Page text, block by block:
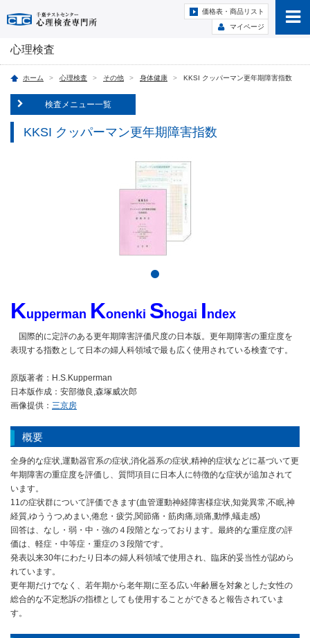
価格表・商品リスト
マイページ
心理検査
ホーム 心理検査 その他 身体健康 KKSI クッパーマン更年期障害指数
検査メニュー一覧
KKSI クッパーマン更年期障害指数
Kupperman Konenki S hogai Index
国際的に定評のある更年期障害評価尺度の日本版。更年期障害の重症度を
表現する指数として日本の婦人科領域で最も広く使用されている検査です。
原版著者：H.S.Kupperman
日本版作成：安部徹良,森塚威次郎
画像提供： 三京房
概要
全身的な症状,運動器官系の症状,消化器系の症状,精神的症状などに基づいて更
年期障害の重症度を評価し、質問項目に日本人に特徴的な症状が追加されて
います。
11の症状群について評価できます(血管運動神経障害様症状,知覚異常,不眠,神
経質,ゆううつ,めまい,倦怠・疲労,関節痛・筋肉痛,頭痛,動悸,蟻走感)
回答は、なし・弱・中・強の４段階となっております。最終的な重症度の評
価は、軽症・中等症・重症の３段階です。
発表以来30年にわたり日本の婦人科領域で使用され、臨床的妥当性が認めら
れています。
更年期だけでなく、若年期から老年期に至る広い年齢層を対象とした女性の
総合的な不定愁訴の指標としても使用することができると報告されていま
す。